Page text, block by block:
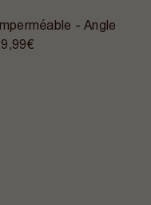
- Angle